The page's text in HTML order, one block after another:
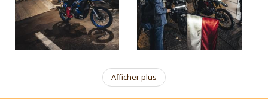
Afficher plus